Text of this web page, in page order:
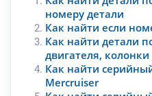
номеру детали
Как найти если
Как найти детали
двигателя,
Как найти
Mercruiser